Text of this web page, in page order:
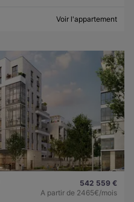
Voir l'appartement
542 559 €
A partir de 2465€/mois